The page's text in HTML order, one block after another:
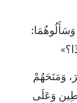
وَمَنَحَهُمْ
وَعَلَى